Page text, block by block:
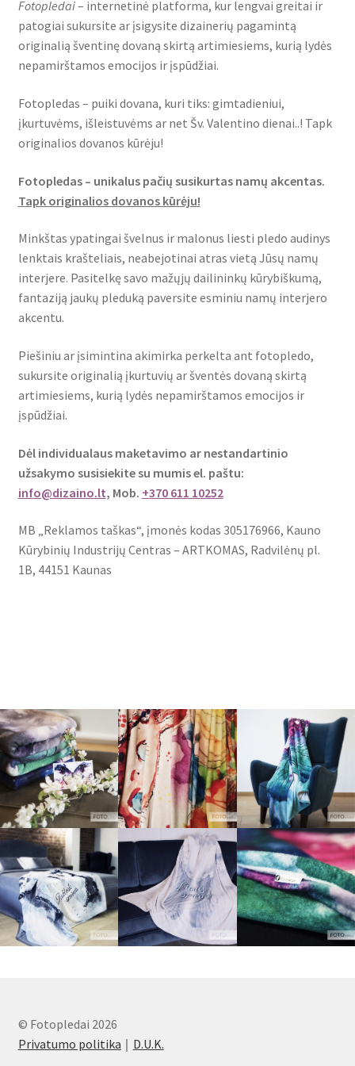
Krepšelis
Parduotuvė
Fotopledai– internetinė platforma, kur lengvai greitai ir
patogiai sukursite ar įsigysite dizainerių pagamintą
originalią šventinę dovaną skirtą artimiesiems, kurią lydės
nepamirštamos emocijos ir įspūdžiai.
Fotopledas – puiki dovana, kuri tiks: gimtadieniui,
įkurtuvėms, išleistuvėms ar net Šv. Valentino dienai..! Tapk
originalios dovanos kūrėju!
Fotopledas – unikalus pačių susikurtas namų akcentas.
Tapk originalios dovanos kūrėju!
Minkštas ypatingai švelnus ir malonus liesti pledo audinys
lenktais krašteliais, neabejotinai atras vietą Jūsų namų
interjere. Pasitelkę savo mažųjų dailininkų kūrybiškumą,
fantaziją jaukų pleduką paversite esminiu namų interjero
akcentu.
Piešiniu ar įsimintina akimirka perkelta ant fotopledo,
sukursite originalią įkurtuvių ar šventės dovaną skirtą
artimiesiems, kurią lydės nepamirštamos emocijos ir
įspūdžiai.
Dėl individualaus maketavimo ar nestandartinio
užsakymo susisiekite su mumis el. paštu:
info@dizaino.lt, Mob. +370 611 10252
MB „Reklamos taškas“, įmonės kodas 305176966, Kauno
Kūrybinių Industrijų Centras – ARTKOMAS, Radvilėnų pl.
1B, 44151 Kaunas
© Fotopledai 2026
Privatumo politika
D.U.K.